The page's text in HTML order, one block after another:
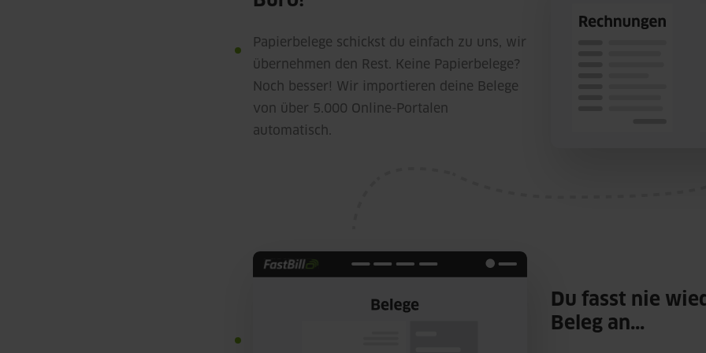
Papierbelege schickst du einfach zu uns, wir
übernehmen den Rest. Keine Papierbelege?
Noch besser! Wir importieren deine Belege
von über 5.000 Online-Portalen
automatisch.
Du fasst nie
Beleg an...